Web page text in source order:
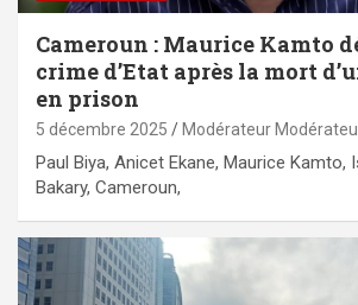
Cameroun : Maurice Kamto
crime d’Etat après la mort
en prison
5 décembre 2025 Modérateur
Paul Biya, Anicet Ekane, Maurice Kamto,
Bakary, Cameroun,